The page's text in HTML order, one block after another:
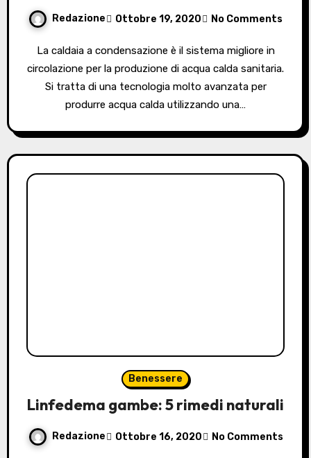
Redazione Ottobre 19, 2020 No Comments
La caldaia a condensazione è il sistema migliore in
circolazione per la produzione di acqua calda sanitaria.
Si tratta di una tecnologia molto avanzata per
produrre acqua calda utilizzando una…
Benessere
Linfedema gambe: 5 rimedi naturali
Redazione Ottobre 16, 2020 No Comments